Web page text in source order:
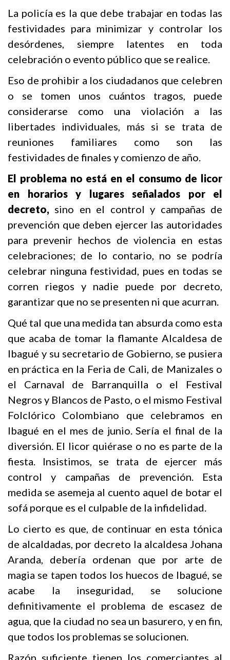
La policía es la que debe trabajar en todas las
festividades para minimizar y controlar los
desórdenes, siempre latentes en toda
celebración o evento público que se realice.
Eso de prohibir a los ciudadanos que celebren
o se tomen unos cuántos tragos, puede
considerarse como una violación a las
libertades individuales, más si se trata de
reuniones familiares como son las
festividades de finales y comienzo de año.
El problema no está en el consumo de licor
en horarios y lugares señalados por el
decreto, sino en el control y campañas de
prevención que deben ejercer las autoridades
para prevenir hechos de violencia en estas
celebraciones; de lo contario, no se podría
celebrar ninguna festividad, pues en todas se
corren riegos y nadie puede por decreto,
garantizar que no se presenten ni que acurran.
Qué tal que una medida tan absurda como esta
que acaba de tomar la flamante Alcaldesa de
Ibagué y su secretario de Gobierno, se pusiera
en práctica en la Feria de Cali, de Manizales o
el Carnaval de Barranquilla o el Festival
Negros y Blancos de Pasto, o el mismo Festival
Folclórico Colombiano que celebramos en
Ibagué en el mes de junio. Sería el final de la
diversión. El licor quiérase o no es parte de la
fiesta. Insistimos, se trata de ejercer más
control y campañas de prevención. Esta
medida se asemeja al cuento aquel de botar el
sofá porque es el culpable de la infidelidad.
Lo cierto es que, de continuar en esta tónica
de alcaldadas, por decreto la alcaldesa Johana
Aranda, debería ordenan que por arte de
magia se tapen todos los huecos de Ibagué, se
acabe la inseguridad, se solucione
definitivamente el problema de escasez de
agua, que la ciudad no sea un basurero, y en fin,
que todos los problemas se solucionen.